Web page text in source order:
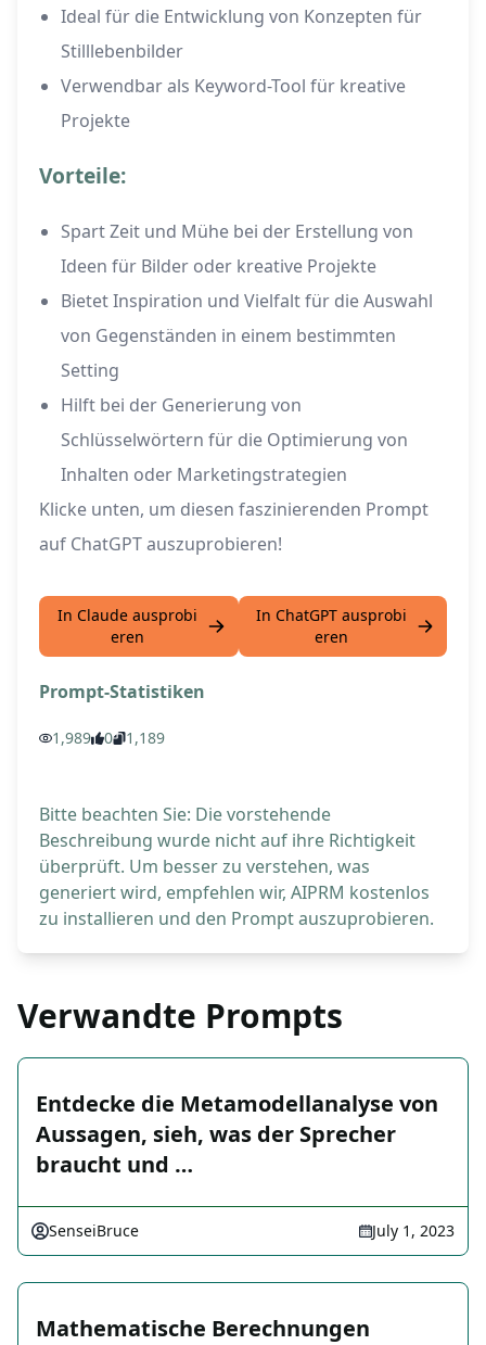
Ideal für die Entwicklung von Konzepten für
Stilllebenbilder
Verwendbar als Keyword-Tool für kreative
Projekte
Vorteile:
Spart Zeit und Mühe bei der Erstellung von
Ideen für Bilder oder kreative Projekte
Bietet Inspiration und Vielfalt für die Auswahl
von Gegenständen in einem bestimmten
Setting
Hilft bei der Generierung von
Schlüsselwörtern für die Optimierung von
Inhalten oder Marketingstrategien
Klicke unten, um diesen faszinierenden Prompt
auf ChatGPT auszuprobieren!
In Claude ausprobi
eren
In ChatGPT ausprobi
eren
Prompt-Statistiken
1,989 0 1,189
Bitte beachten Sie: Die vorstehende
Beschreibung wurde nicht auf ihre Richtigkeit
überprüft. Um besser zu verstehen, was
generiert wird, empfehlen wir, AIPRM kostenlos
zu installieren und den Prompt auszuprobieren.
Verwandte Prompts
Entdecke die Metamodellanalyse von
Aussagen, sieh, was der Sprecher
braucht und …
SenseiBruce July 1, 2023
Mathematische Berechnungen